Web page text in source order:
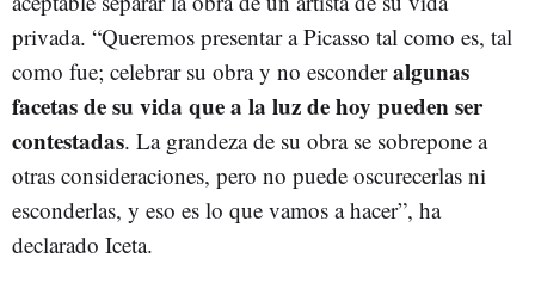
privada. “Queremos presentar a Picasso tal como es, tal
como fue; celebrar su obra y no esconderalgunas
facetas de su vida que a la luz de hoy pueden ser
contestadas. La grandeza de su obra se sobrepone a
otras consideraciones, pero no puede oscurecerlas ni
esconderlas, y eso es lo que vamos a hacer”, ha
declarado Iceta.